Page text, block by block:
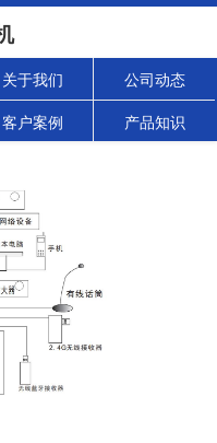
关于我们 公司动态
客户案例 产品知识